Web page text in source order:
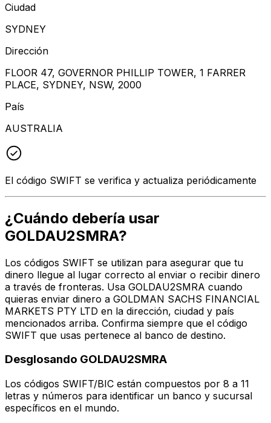
Ciudad
SYDNEY
Dirección
FLOOR 47, GOVERNOR PHILLIP TOWER, 1 FARRER
PLACE, SYDNEY, NSW, 2000
País
AUSTRALIA
El código SWIFT se verifica y actualiza periódicamente
¿Cuándo debería usar
GOLDAU2SMRA?
Los códigos SWIFT se utilizan para asegurar que tu
dinero llegue al lugar correcto al enviar o recibir dinero
a través de fronteras. Usa GOLDAU2SMRA cuando
quieras enviar dinero a GOLDMAN SACHS FINANCIAL
MARKETS PTY LTD en la dirección, ciudad y país
mencionados arriba. Confirma siempre que el código
SWIFT que usas pertenece al banco de destino.
Desglosando GOLDAU2SMRA
Los códigos SWIFT/BIC están compuestos por 8 a 11
letras y números para identificar un banco y sucursal
específicos en el mundo.